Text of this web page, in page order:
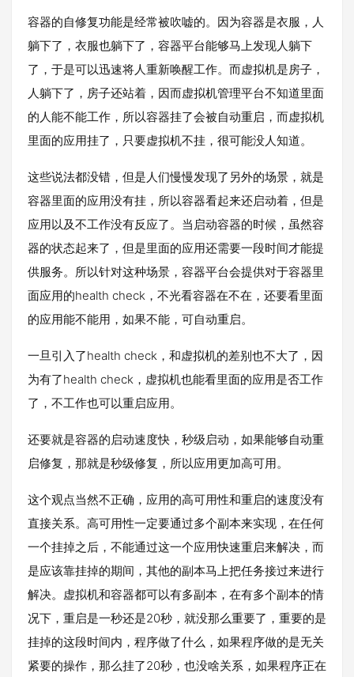
容器的自修复功能是经常被吹嘘的。因为容器是衣服，人
躺下了，衣服也躺下了，容器平台能够马上发现人躺下
了，于是可以迅速将人重新唤醒工作。而虚拟机是房子，
人躺下了，房子还站着，因而虚拟机管理平台不知道里面
的人能不能工作，所以容器挂了会被自动重启，而虚拟机
里面的应用挂了，只要虚拟机不挂，很可能没人知道。
这些说法都没错，但是人们慢慢发现了另外的场景，就是
容器里面的应用没有挂，所以容器看起来还启动着，但是
应用以及不工作没有反应了。当启动容器的时候，虽然容
器的状态起来了，但是里面的应用还需要一段时间才能提
供服务。所以针对这种场景，容器平台会提供对于容器里
面应用的health check，不光看容器在不在，还要看里面
的应用能不能用，如果不能，可自动重启。
一旦引入了health check，和虚拟机的差别也不大了，因
为有了health check，虚拟机也能看里面的应用是否工作
了，不工作也可以重启应用。
还要就是容器的启动速度快，秒级启动，如果能够自动重
启修复，那就是秒级修复，所以应用更加高可用。
这个观点当然不正确，应用的高可用性和重启的速度没有
直接关系。高可用性一定要通过多个副本来实现，在任何
一个挂掉之后，不能通过这一个应用快速重启来解决，而
是应该靠挂掉的期间，其他的副本马上把任务接过来进行
解决。虚拟机和容器都可以有多副本，在有多个副本的情
况下，重启是一秒还是20秒，就没那么重要了，重要的是
挂掉的这段时间内，程序做了什么，如果程序做的是无关
紧要的操作，那么挂了20秒，也没啥关系，如果程序正在